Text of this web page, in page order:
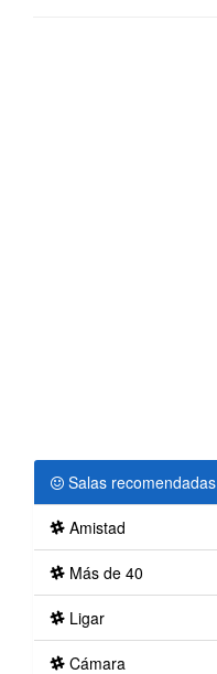
Salas recomendadas
Amistad
Más de 40
Ligar
Cámara